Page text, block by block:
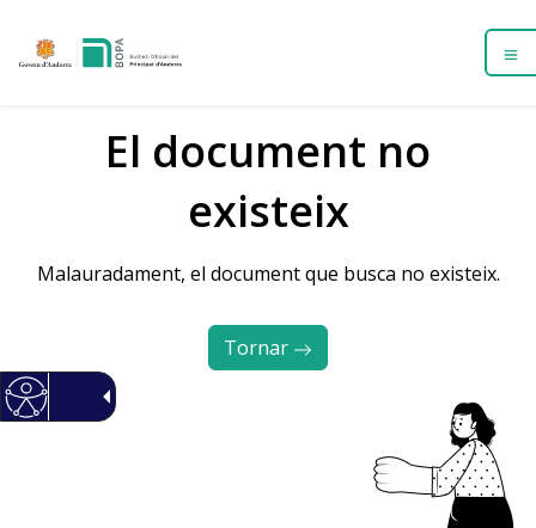
El document no
existeix
Malauradament, el document que busca no existeix.